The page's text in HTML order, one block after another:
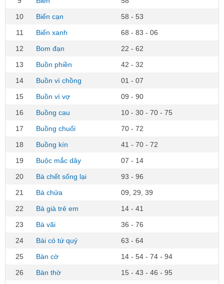
10
Biển cạn
58 - 53
11
Biển xanh
68 - 83 - 06
12
Bom đạn
22 - 62
13
Buồn phiền
42 - 32
14
Buồn vì chồng
01 - 07
15
Buồn vì vợ
09 - 90
16
Buồng cau
10 - 30 - 70 - 75
17
Buồng chuối
70 - 72
18
Buồng kín
41 - 70 - 72
19
Buộc mắc dây
07 - 14
20
Bà chết sống lại
93 - 96
21
Bà chửa
09, 29, 39
22
Bà già trẻ em
14 - 41
23
Bà vãi
36 - 76
24
Bài có tứ quý
63 - 64
25
Bàn cờ
14 - 54 - 74 - 94
26
Bàn thờ
15 - 43 - 46 - 95